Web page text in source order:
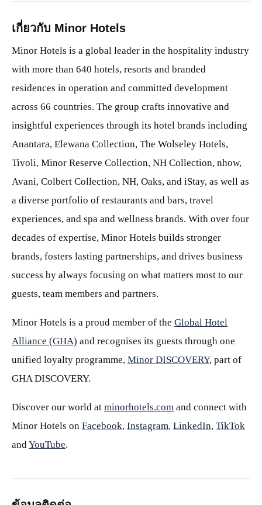
เกี่ยวกับ Minor Hotels
Minor Hotels is a global leader in the hospitality industry
with more than 640 hotels, resorts and branded
residences in operation and committed development
across 66 countries. The group crafts innovative and
insightful experiences through its hotel brands including
Anantara, Elewana Collection, The Wolseley Hotels,
Tivoli, Minor Reserve Collection, NH Collection, nhow,
Avani, Colbert Collection, NH, Oaks, and iStay, as well as
a diverse portfolio of restaurants and bars, travel
experiences, and spa and wellness brands. With over four
decades of expertise, Minor Hotels builds stronger
brands, fosters lasting partnerships, and drives business
success by always focusing on what matters most to our
guests, team members and partners.
Minor Hotels is a proud member of the Global Hotel
Alliance (GHA) and recognises its guests through one
unified loyalty programme, Minor DISCOVERY, part of
GHA DISCOVERY.
Discover our world at minorhotels.com and connect with
Minor Hotels on Facebook, Instagram, LinkedIn, TikTok
and YouTube.